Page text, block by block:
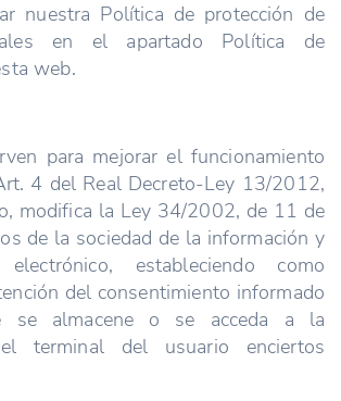
nuestra Política de protección de
en el apartado Política de
web.
para mejorar el funcionamiento
4 del Real Decreto-Ley 13/2012,
modifica la Ley 34/2002, de 11 de
de la sociedad de la información y
estableciendo como
del consentimiento informado
se almacene o se acceda a la
terminal del usuario enciertos